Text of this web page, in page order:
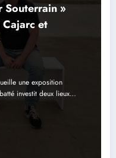
Souterrain »
et
une exposition
investit deux lieux…